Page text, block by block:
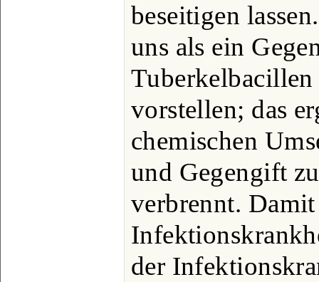
beseitigen
uns als ein
vorstellen; das
chemischen
und Gegengift
verbrennt.
der